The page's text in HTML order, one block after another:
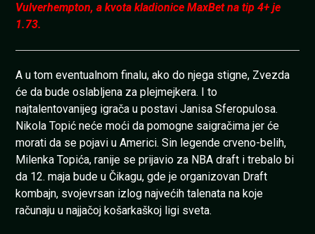
Vulverhempton, a kvota kladionice MaxBet na tip 4+ je
1.73.
A u tom eventualnom finalu, ako do njega stigne, Zvezda
će da bude oslabljena za plejmejkera. I to
najtalentovanijeg igrača u postavi Janisa Sferopulosa.
Nikola Topić neće moći da pomogne saigračima jer će
morati da se pojavi u Americi. Sin legende crveno-belih,
Milenka Topića, ranije se prijavio za NBA draft i trebalo bi
da 12. maja bude u Čikagu, gde je organizovan Draft
kombajn, svojevrsan izlog najvećih talenata na koje
računaju u najjačoj košarkaškoj ligi sveta.